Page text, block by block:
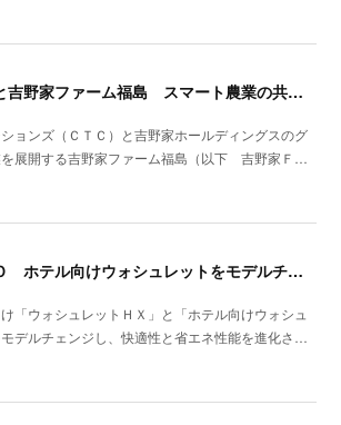
【流 通】ＣＴＣと吉野家ファーム福島 スマート農業の共同研究を開始
ョンズ（ＣＴＣ）と吉野家ホールディングスのグ
を展開する吉野家ファーム福島（以下 吉野家Ｆ…
【流 通】ＴＯＴＯ ホテル向けウォシュレットをモデルチェン
「ウォシュレットＨＸ」と「ホテル向けウォシュ
デルチェンジし、快適性と省エネ性能を進化さ…